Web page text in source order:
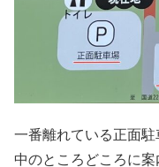
一番離れている正面駐
中のところどころに